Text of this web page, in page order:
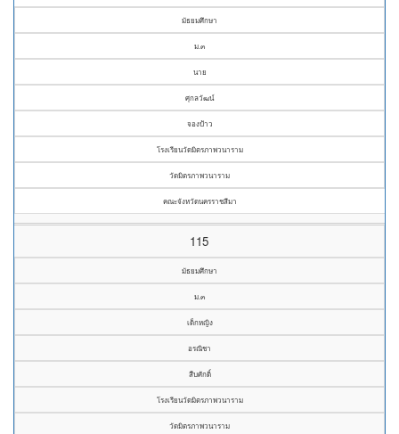
มัธยมศึกษา
ม.๓
นาย
ศุกลวัฒน์
จองป้าว
โรงเรียนวัดมิตรภาพวนาราม
วัดมิตรภาพวนาราม
คณะจังหวัดนครราชสีมา
115
มัธยมศึกษา
ม.๓
เด็กหญิง
อรณิชา
สืบศักดิ์
โรงเรียนวัดมิตรภาพวนาราม
วัดมิตรภาพวนาราม